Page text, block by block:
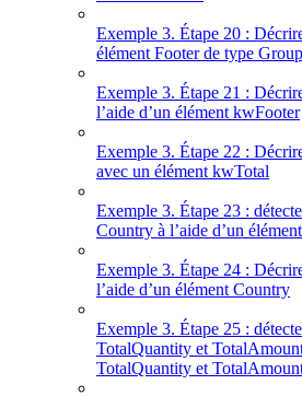
Exemple 3. Étape 20 :
élément Footer de type Group
Exemple 3. Étape 21 :
l’aide d’un élément kwFooter
Exemple 3. Étape 22 :
avec un élément kwTotal
Exemple 3. Étape 23 :
Country à l’aide d’un
Exemple 3. Étape 24 :
l’aide d’un élément Country
Exemple 3. Étape 25 :
TotalQuantity et
TotalQuantity et